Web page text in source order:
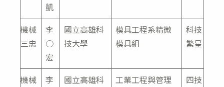
凱
機械
三忠
李
○
宏
國立高雄科
技大學
模具工程系精微
模具組
科技
繁星
機械
李
國立高雄科
工業工程與管理
四技